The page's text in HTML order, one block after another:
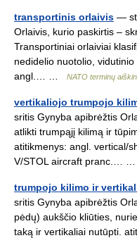
transportinis orlaivis —
Orlaivis, kurio paskirtis –
Transportiniai orlaiviai
nedidelio nuotolio,
angl.… …
NATO terminų
vertikaliojo trumpojo
sritis Gynyba apibrėžtis
atlikti trumpąjį kilimą ir
atitikmenys: angl. vertical/
V/STOL aircraft pranc.…
trumpojo kilimo ir
sritis Gynyba apibrėžtis
pėdų) aukščio kliūties,
taką ir vertikaliai nutūpti.